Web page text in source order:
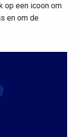
op een icoon om
en om de